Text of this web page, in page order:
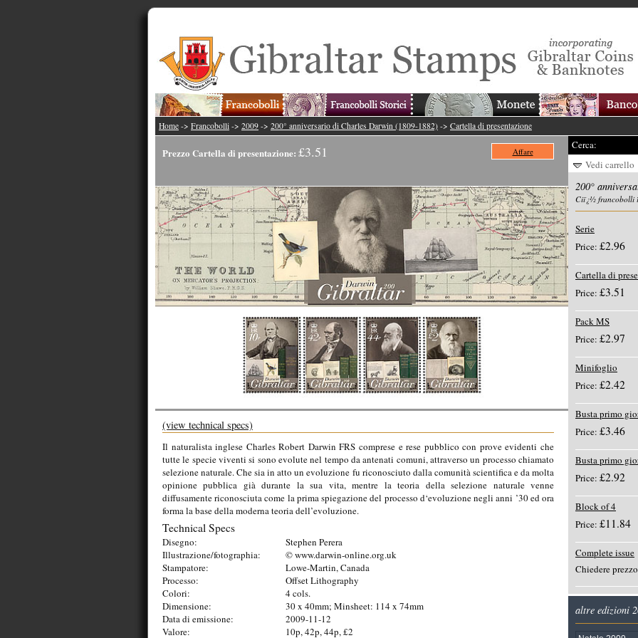
Home -> Francobolli -> 2009 -> 200° anniversario di Charles Darwin (1809-1882) -> Cartella di presentazione
Prezzo Cartella di presentazione: £3.51 Affare
(view technical specs)
Il naturalista inglese Charles Robert Darwin FRS comprese e rese pubblico con prove evidenti che
tutte le specie viventi si sono evolute nel tempo da antenati comuni, attraverso un processo chiamato
selezione naturale. Che sia in atto un evoluzione fu riconosciuto dalla comunità scientifica e da molta
opinione pubblica già durante la sua vita, mentre la teoria della selezione naturale venne
diffusamente riconosciuta come la prima spiegazione del processo d‘evoluzione negli anni ’30 ed ora
forma la base della moderna teoria dell’evoluzione.
Technical Specs
Disegno:
Stephen Perera
Illustrazione/fotographia:
© www.darwin-online.org.uk
Stampatore:
Lowe-Martin, Canada
Processo:
Offset Lithography
Colori:
4 cols.
Dimensione:
30 x 40mm; Minsheet: 114 x 74mm
Data di emissione:
2009-11-12
Valore:
10p, 42p, 44p, £2
Cerca:
Vedi carrello
200°
Ciï¿½ francobolli
Serie
Price: £2.96
Cartella di
Price: £3.51
Pack MS
Price: £2.97
Minifoglio
Price: £2.42
Busta primo
Price: £3.46
Busta primo
Price: £2.92
Block of 4
Price: £11.84
Complete issue
Chiedere prezzo
altre edizioni